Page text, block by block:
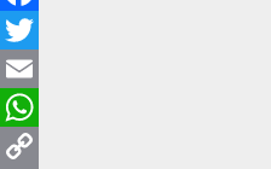
Facebook
Twitter
Email
WhatsApp